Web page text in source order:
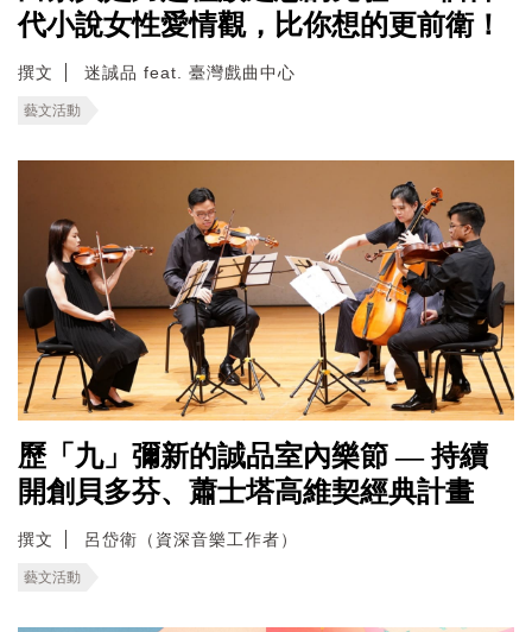
代小說女性愛情觀，比你想的更前衛！
撰文 迷誠品 feat. 臺灣戲曲中心
藝文活動
歷「九」彌新的誠品室內樂節 — 持續
開創貝多芬、蕭士塔高維契經典計畫
撰文 呂岱衛（資深音樂工作者）
藝文活動